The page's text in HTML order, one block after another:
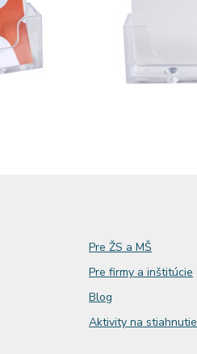
Pre ŽS a MŠ
Pre firmy a inštitúcie
Blog
Aktivity na stiahnutie